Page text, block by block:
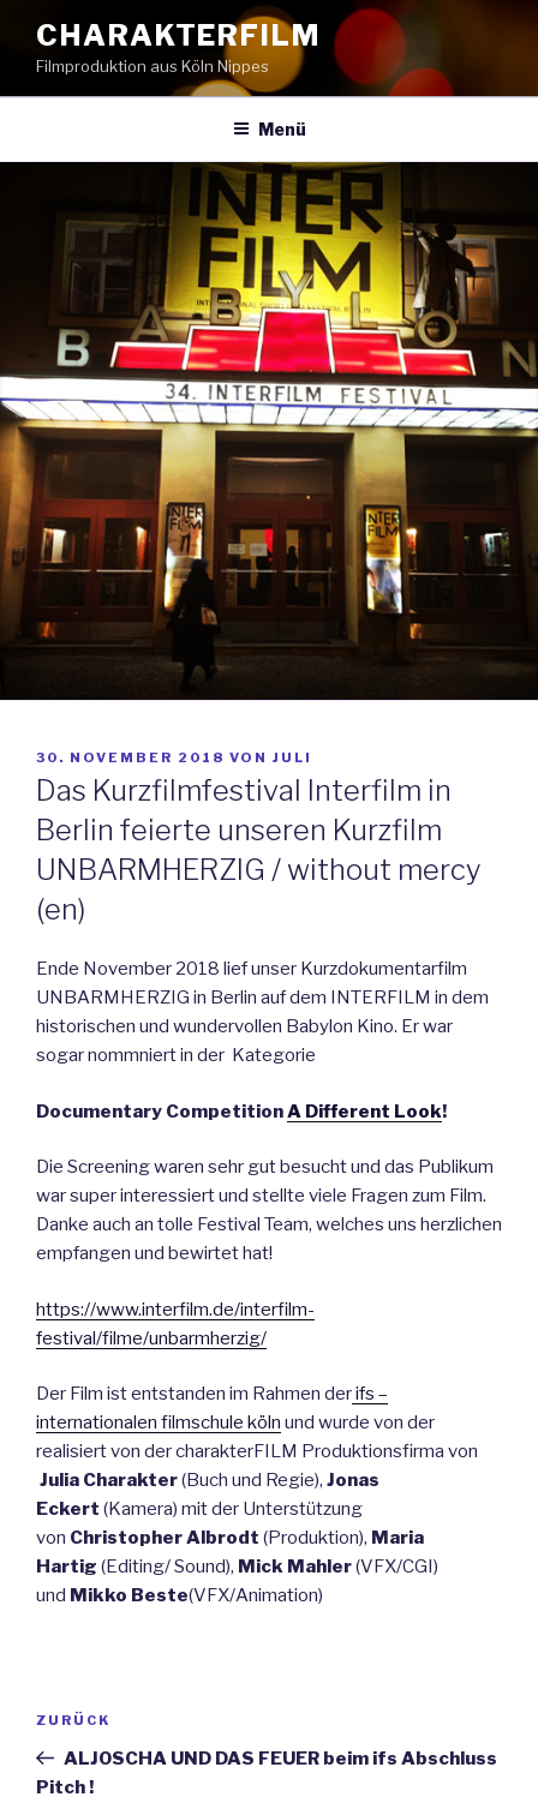
Inhalt
springen
CHARAKTERFILM
Filmproduktion aus Köln Nippes
Menü
VERÖFFENTLICHT
AM
30. NOVEMBER 2018 VON JULI
Das Kurzfilmfestival Interfilm in
Berlin feierte unseren Kurzfilm
UNBARMHERZIG / without mercy
(en)
Ende November 2018 lief unser Kurzdokumentarfilm
UNBARMHERZIG in Berlin auf dem INTERFILM in dem
historischen und wundervollen Babylon Kino. Er war
sogar nommniert in der Kategorie
Documentary CompetitionA Different Look!
Die Screening waren sehr gut besucht und das Publikum
war super interessiert und stellte viele Fragen zum Film.
Danke auch an tolle Festival Team, welches uns herzlichen
empfangen und bewirtet hat!
https://www.interfilm.de/interfilm-
festival/filme/unbarmherzig/
Der Film ist entstanden im Rahmen derifs –
internationalen filmschule köln und wurde von der
realisiert von der charakterFILM Produktionsfirma von
Julia Charakter(Buch und Regie), Jonas
Eckert (Kamera) mit der Unterstützung
von Christopher Albrodt (Produktion), Maria
Hartig (Editing/ Sound), Mick Mahler(VFX/CGI)
und Mikko Beste(VFX/Animation)
Beitragsnavigation
Vorheriger
Beitrag
ZURÜCK
ALJOSCHA UND DAS FEUER beim ifs Abschluss
Pitch !